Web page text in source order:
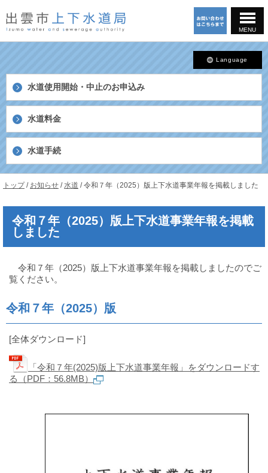
Language
水道使用開始・中止のお申込み
水道料金
水道手続
根
上
MENU
現
の
置：
トップ/ お知らせ /水道 /令和７年（2025）版上下水道事業年報を掲載しました
令和７年（2025）版上下水道事業年報を掲載
しました
令和７年（2025）版上下水道事業年報を掲載しましたのでご
覧ください。
令和７年（2025）版
[全体ダウンロード]
「令和７年(2025)版上下水道事業年報」をダウンロードす
る（PDF：56.8MB）